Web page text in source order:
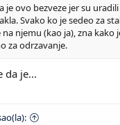
je ovo bezveze jer su
Svako ko je sedeo za
njemu (kao ja), zna kako
za odrzavanje.
da je...